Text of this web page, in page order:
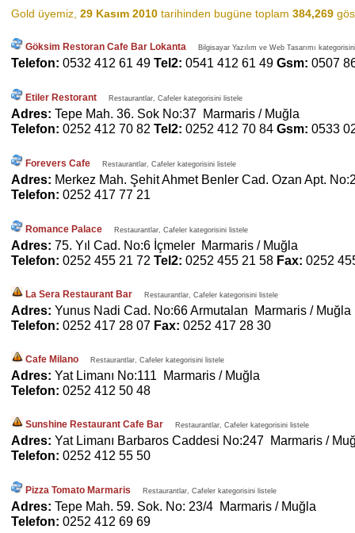
Gold üyemiz, 29 Kasım 2010 tarihinden bugüne toplam 384,269
Göksim Restoran Cafe Bar Lokanta Bilgisayar Yazılım ve Web Tasarımı
Telefon: 0532 412 61 49 Tel2: 0541 412 61 49 Gsm: 0507
Etiler Restorant Restaurantlar, Cafeler kategorisini listele
Adres: Tepe Mah. 36. Sok No:37 Marmaris / Muğla
Telefon: 0252 412 70 82 Tel2: 0252 412 70 84 Gsm: 0533
Forevers Cafe Restaurantlar, Cafeler kategorisini listele
Adres: Merkez Mah. Şehit Ahmet Benler Cad. Ozan Apt.
Telefon: 0252 417 77 21
Romance Palace Restaurantlar, Cafeler kategorisini listele
Adres: 75. Yıl Cad. No:6 İçmeler Marmaris / Muğla
Telefon: 0252 455 21 72 Tel2: 0252 455 21 58 Fax: 0252
La Sera Restaurant Bar Restaurantlar, Cafeler kategorisini listele
Adres: Yunus Nadi Cad. No:66 Armutalan Marmaris / Muğla
Telefon: 0252 417 28 07 Fax: 0252 417 28 30
Cafe Milano Restaurantlar, Cafeler kategorisini listele
Adres: Yat Limanı No:111 Marmaris / Muğla
Telefon: 0252 412 50 48
Sunshine Restaurant Cafe Bar Restaurantlar, Cafeler kategorisini listele
Adres: Yat Limanı Barbaros Caddesi No:247 Marmaris /
Telefon: 0252 412 55 50
Pizza Tomato Marmaris Restaurantlar, Cafeler kategorisini listele
Adres: Tepe Mah. 59. Sok. No: 23/4 Marmaris / Muğla
Telefon: 0252 412 69 69